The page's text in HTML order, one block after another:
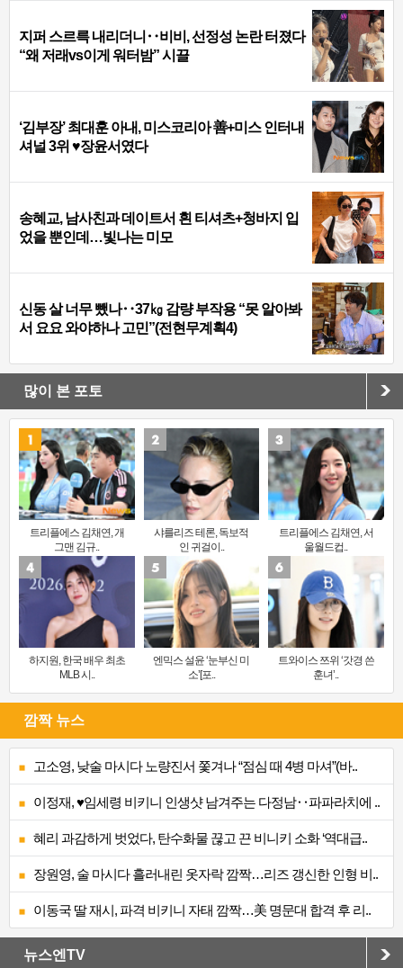
지퍼 스르륵 내리더니‥비비, 선정성 논란 터졌다
“왜 저래vs이게 워터밤” 시끌
‘김부장’ 최대훈 아내, 미스코리아 善+미스 인터내
셔널 3위 ♥장윤서였다
송혜교, 남사친과 데이트서 흰 티셔츠+청바지 입
었을 뿐인데…빛나는 미모
신동 살 너무 뺐나‥37㎏ 감량 부작용 “못 알아봐
서 요요 와야하나 고민”(전현무계획4)
많이 본 포토
트리플에스 김채연, 개
그맨 김규..
샤를리즈 테론, 독보적
인 귀걸이..
트리플에스 김채연, 서
울월드컵..
하지원, 한국 배우 최초
MLB 시..
엔믹스 설윤 ‘눈부신 미
소’[포..
트와이스 쯔위 ‘갓경 쓴
훈녀’..
깜짝 뉴스
고소영, 낮술 마시다 노량진서 쫓겨나 “점심 때 4병 마셔”(바..
이정재, ♥임세령 비키니 인생샷 남겨주는 다정남‥파파라치에 ..
혜리 과감하게 벗었다, 탄수화물 끊고 끈 비니키 소화 ‘역대급..
장원영, 술 마시다 흘러내린 옷자락 깜짝…리즈 갱신한 인형 비..
이동국 딸 재시, 파격 비키니 자태 깜짝…美 명문대 합격 후 리..
뉴스엔TV